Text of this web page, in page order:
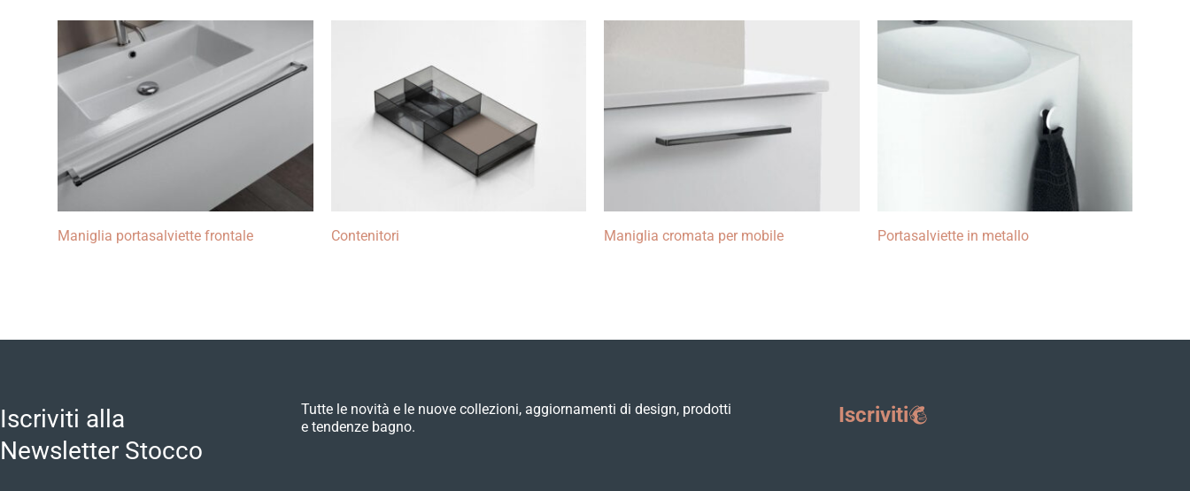
Maniglia portasalviette frontale Contenitori Maniglia cromata per mobile Portasalviette in metallo
Iscriviti alla
Newsletter Stocco
Tutte le novità e le nuove collezioni, aggiornamenti di design, prodotti
e tendenze bagno.
Iscriviti